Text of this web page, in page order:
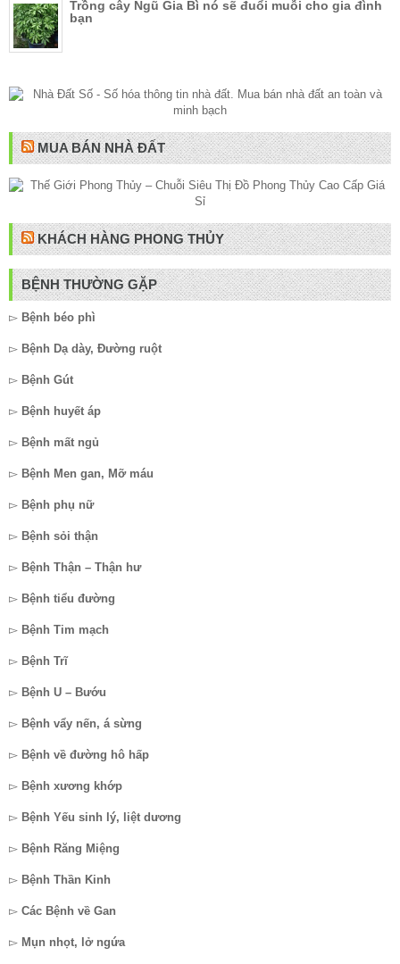
Trồng cây Ngũ Gia Bì nó sẽ đuổi muỗi cho gia đình
bạn
MUA BÁN NHÀ ĐẤT
KHÁCH HÀNG PHONG THỦY
BỆNH THƯỜNG GẶP
▻ Bệnh béo phì
▻ Bệnh Dạ dày, Đường ruột
▻ Bệnh Gút
▻ Bệnh huyết áp
▻ Bệnh mất ngủ
▻ Bệnh Men gan, Mỡ máu
▻ Bệnh phụ nữ
▻ Bệnh sỏi thận
▻ Bệnh Thận – Thận hư
▻ Bệnh tiểu đường
▻ Bệnh Tim mạch
▻ Bệnh Trĩ
▻ Bệnh U – Bướu
▻ Bệnh vẩy nến, á sừng
▻ Bệnh về đường hô hấp
▻ Bệnh xương khớp
▻ Bệnh Yếu sinh lý, liệt dương
▻ Bệnh Răng Miệng
▻ Bệnh Thần Kinh
▻ Các Bệnh về Gan
▻ Mụn nhọt, lở ngứa